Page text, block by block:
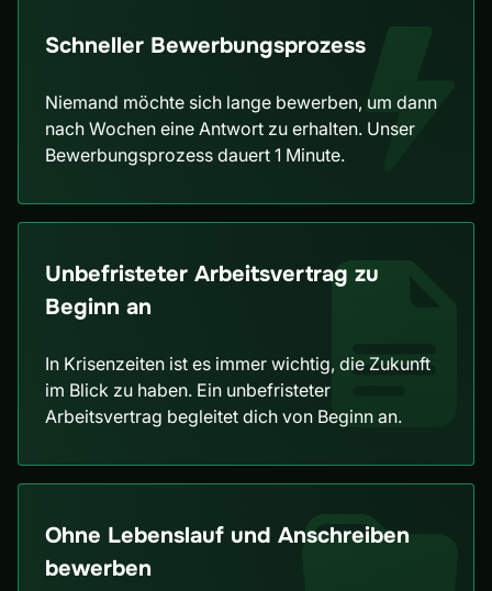
Schneller Bewerbungsprozess
Niemand möchte sich lange bewerben, um dann
nach Wochen eine Antwort zu erhalten. Unser
Bewerbungsprozess dauert 1 Minute.
Unbefristeter Arbeitsvertrag zu
Beginn an
In Krisenzeiten ist es immer wichtig, die Zukunft
im Blick zu haben. Ein unbefristeter
Arbeitsvertrag begleitet dich von Beginn an.
Ohne Lebenslauf und Anschreiben
bewerben